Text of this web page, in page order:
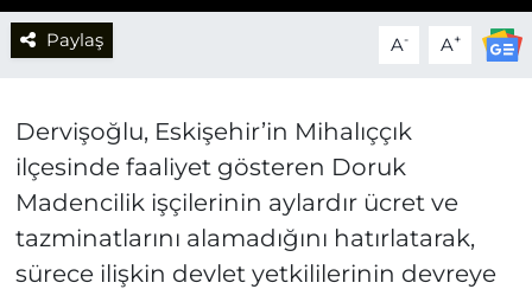
Paylaş A- A+
Dervişoğlu, Eskişehir’in Mihalıççık
ilçesinde faaliyet gösteren Doruk
Madencilik işçilerinin aylardır ücret ve
tazminatlarını alamadığını hatırlatarak,
sürece ilişkin devlet yetkililerinin devreye